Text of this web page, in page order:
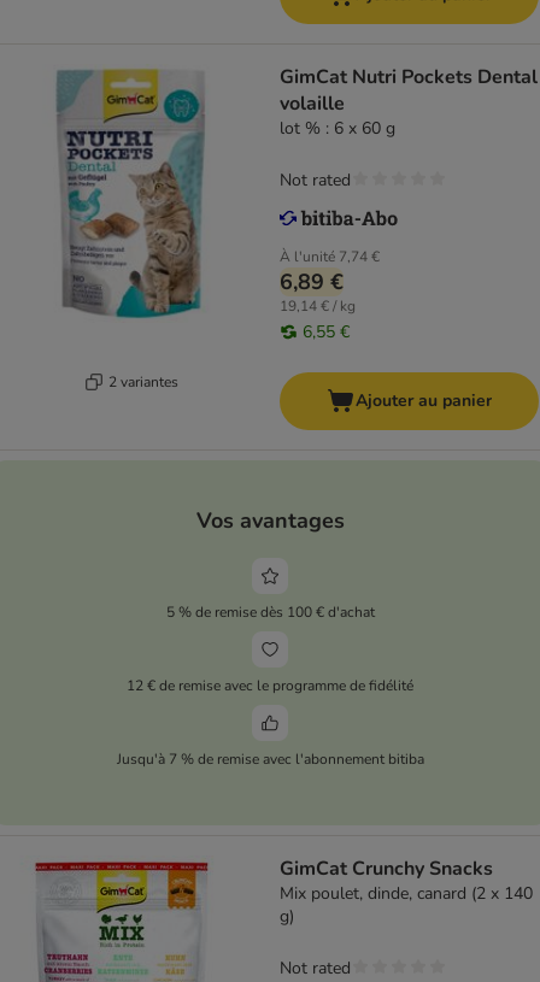
2 variantes
GimCat Nutri Pockets Dental
volaille
lot % : 6 x 60 g
À l'unité 7,74 €
6,89 €
19,14 € / kg
6,55 €
Not rated
Ajouter au panier
Vos avantages
5 % de remise dès 100 € d'achat
12 € de remise avec le programme de fidélité
Jusqu'à 7 % de remise avec l'abonnement bitiba
GimCat Crunchy Snacks
Mix poulet, dinde, canard (2 x 140
g)
Not rated